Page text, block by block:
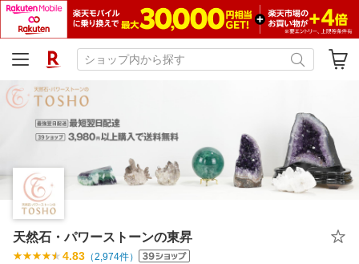
天然石・パワーストーンの東昇
4.83 （2,974件）